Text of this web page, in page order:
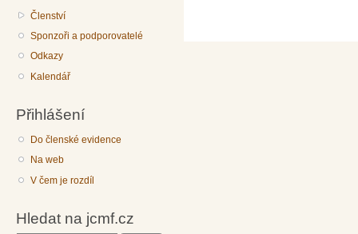
Členství
Sponzoři a podporovatelé
Odkazy
Kalendář
Přihlášení
Do členské evidence
Na web
V čem je rozdíl
Hledat na jcmf.cz